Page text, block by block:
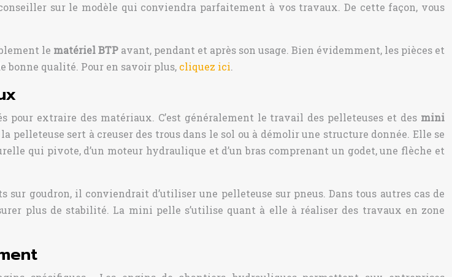
sur le modèle qui conviendra parfaitement à vos travaux. De cette façon, vous
le matériel BTP avant, pendant et après son usage. Bien évidemment, les pièces et
bonne qualité. Pour en savoir plus, cliquez ici.
extraire des matériaux. C’est généralement le travail des pelleteuses et des mini
pelleteuse sert à creuser des trous dans le sol ou à démolir une structure donnée. Elle se
qui pivote, d’un moteur hydraulique et d’un bras comprenant un godet, une flèche et
goudron, il conviendrait d’utiliser une pelleteuse sur pneus. Dans tous autres cas de
plus de stabilité. La mini pelle s’utilise quant à elle à réaliser des travaux en zone